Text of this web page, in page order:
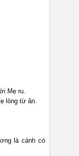
Mẹ ru.
lòng từ ân.
là cánh cò